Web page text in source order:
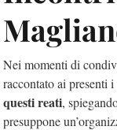
Nei momenti di
raccontato ai presenti
questi reati,
presuppone